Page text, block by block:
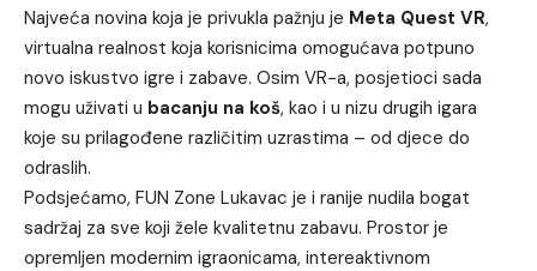
Najveća novina koja je privukla pažnju je Meta Quest VR,
virtualna realnost koja korisnicima omogućava potpuno
novo iskustvo igre i zabave. Osim VR-a, posjetioci sada
mogu uživati u bacanju na koš, kao i u nizu drugih igara
koje su prilagođene različitim uzrastima – od djece do
odraslih.
Podsjećamo, FUN Zone Lukavac je i ranije nudila bogat
sadržaj za sve koji žele kvalitetnu zabavu. Prostor je
opremljen modernim igraonicama, intereaktivnom